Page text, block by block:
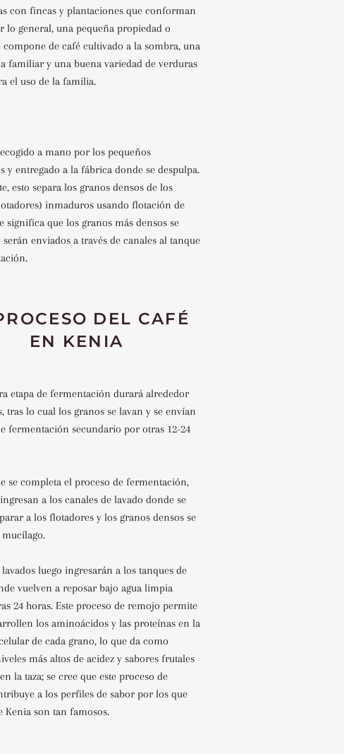
con fincas y plantaciones que conforman
lo general, una pequeña propiedad o
compone de café cultivado a la sombra, una
familiar y una buena variedad de verduras
el uso de la familia.
a mano por los pequeños
y entregado a la fábrica donde se despulpa.
esto separa los granos densos de los
inmaduros usando flotación de
significa que los granos más densos se
enviados a través de canales al tanque
DEL CAFÉ
EN KENIA
etapa de fermentación durará alrededor
tras lo cual los granos se lavan y se envían
fermentación secundario por otras 12-24
se completa el proceso de fermentación,
a los canales de lavado donde se
a los flotadores y los granos densos se
luego ingresarán a los tanques de
vuelven a reposar bajo agua limpia
24 horas. Este proceso de remojo permite
los aminoácidos y las proteínas en la
de cada grano, lo que da como
más altos de acidez y sabores frutales
la taza; se cree que este proceso de
a los perfiles de sabor por los que
Kenia son tan famosos.